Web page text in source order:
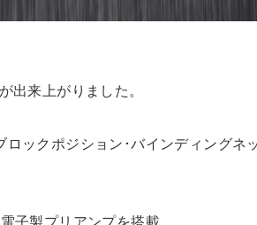
出来上がりました。
ロックポジション･バインディングネ
子製プリアンプを搭載。